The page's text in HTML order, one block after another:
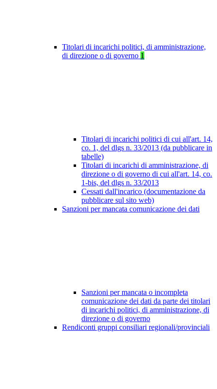
Titolari di incarichi politici, di amministrazione,
di direzione o di governo 1
Titolari di incarichi politici di cui all'art. 14,
co. 1, del dlgs n. 33/2013 (da pubblicare in
tabelle)
Titolari di incarichi di amministrazione, di
direzione o di governo di cui all'art. 14, co.
1-bis, del dlgs n. 33/2013
Cessati dall'incarico (documentazione da
pubblicare sul sito web)
Sanzioni per mancata comunicazione dei dati
Sanzioni per mancata o incompleta
comunicazione dei dati da parte dei titolari
di incarichi politici, di amministrazione, di
direzione o di governo
Rendiconti gruppi consiliari regionali/provinciali